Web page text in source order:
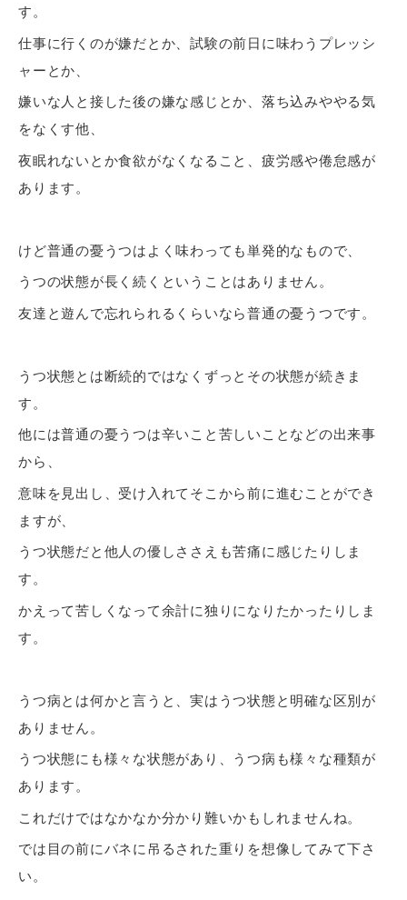
す。
仕事に行くのが嫌だとか、試験の前日に味わうプレッシ
ャーとか、
嫌いな人と接した後の嫌な感じとか、落ち込みややる気
をなくす他、
夜眠れないとか食欲がなくなること、疲労感や倦怠感が
あります。
けど普通の憂うつはよく味わっても単発的なもので、
うつの状態が長く続くということはありません。
友達と遊んで忘れられるくらいなら普通の憂うつです。
うつ状態とは断続的ではなくずっとその状態が続きま
す。
他には普通の憂うつは辛いこと苦しいことなどの出来事
から、
意味を見出し、受け入れてそこから前に進むことができ
ますが、
うつ状態だと他人の優しささえも苦痛に感じたりしま
す。
かえって苦しくなって余計に独りになりたかったりしま
す。
うつ病とは何かと言うと、実はうつ状態と明確な区別が
ありません。
うつ状態にも様々な状態があり、うつ病も様々な種類が
あります。
これだけではなかなか分かり難いかもしれませんね。
では目の前にバネに吊るされた重りを想像してみて下さ
い。